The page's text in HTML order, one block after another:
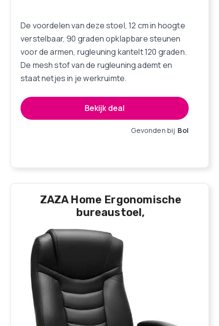
De voordelen van deze stoel, 12 cm in hoogte
verstelbaar, 90 graden opklapbare steunen
voor de armen, rugleuning kantelt 120 graden.
De mesh stof van de rugleuning ademt en
staat netjes in je werkruimte.
Bekijk deal
Gevonden bij Bol
ZAZA Home Ergonomische
bureaustoel,